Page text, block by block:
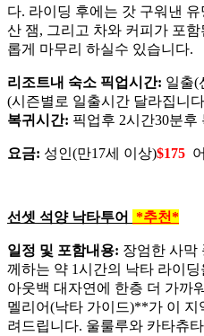
다. 라이딩 후에는 갓 구워낸
산 잼, 그리고 차와 커피가 포
롭게 마무리 하실수 있습니다.
리조트내 숙소 픽업시간: 일출(
(시즌별로 일출시간 달라집니
복귀시간: 픽업후 2시간30분후
요금: 성인(만17세 이상)$175
선셋 석양 낙타투어 *추천*
일정 및 포함내용: 장엄한 사막
께하는 약 1시간의 낙타 라이
아웃백 대자연에 한층 더 가까
멜리어(낙타 가이드)**가 이 지
려드립니다. 울룰루와 카타츄